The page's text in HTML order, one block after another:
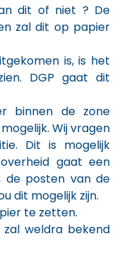
dit of niet ? De
zal dit op papier
is, is het
DGP gaat dit
binnen de zone
Wij vragen
Dit is mogelijk
gaat een
de posten van de
dit mogelijk zijn.
te zetten.
weldra bekend